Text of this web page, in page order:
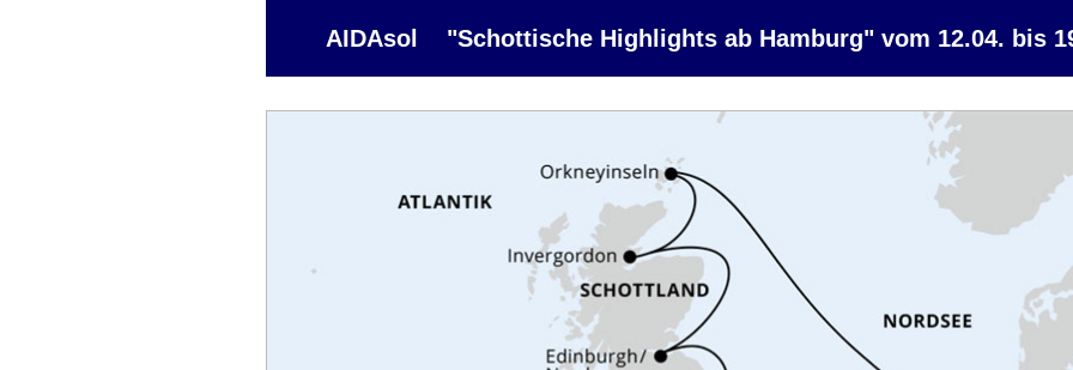
AIDAsol "Schottische Highlights ab Hamburg" vom 12.04. bis